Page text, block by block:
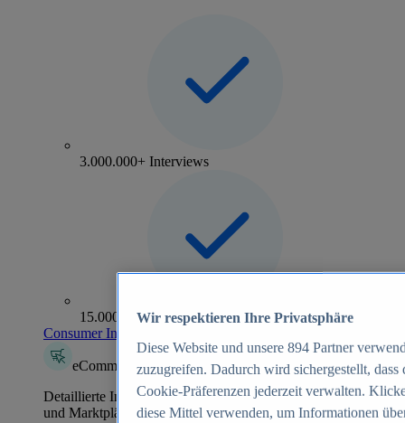
3.000.000+ Interviews
15.000+ Marken
Consumer Insights entdecken
eCommerce Insights
Detaillierte Informationen zu mehr als 39.000 Online-Shops
und Marktplätzen
Wir respektieren Ihre Privatsphäre
Diese Website und unsere 894 Partner
zuzugreifen. Dadurch wird sichergestellt,
Cookie-Präferenzen jederzeit verwalten.
diese Mittel verwenden, um Informationen